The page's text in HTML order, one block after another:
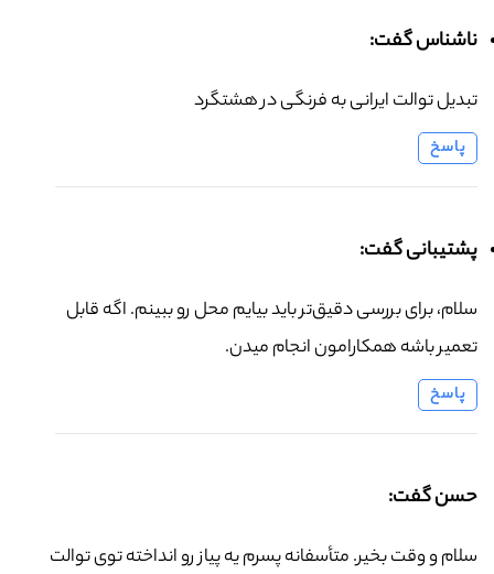
ناشناس گفت:
تبدیل توالت ایرانی به فرنگی در هشتگرد
پاسخ
پشتیبانی گفت:
سلام، برای بررسی دقیق‌تر باید بیایم محل رو ببینم. اگه قابل
تعمیر باشه همکارامون انجام میدن.
پاسخ
حسن گفت:
سلام و وقت بخیر. متأسفانه پسرم یه پیاز رو انداخته توی توالت